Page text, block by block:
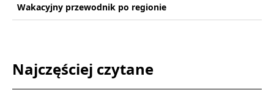
Wakacyjny przewodnik po regionie
Najczęściej czytane